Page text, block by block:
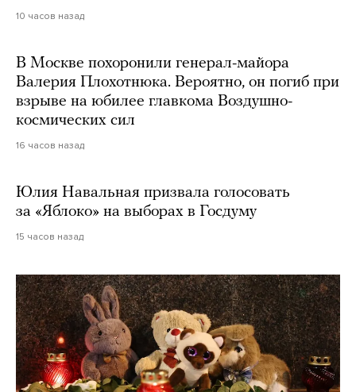
10 часов назад
В Москве похоронили генерал-майора
Валерия Плохотнюка. Вероятно, он погиб при
взрыве на юбилее главкома Воздушно-
космических сил
16 часов назад
Юлия Навальная призвала голосовать
за «Яблоко» на выборах в Госдуму
15 часов назад